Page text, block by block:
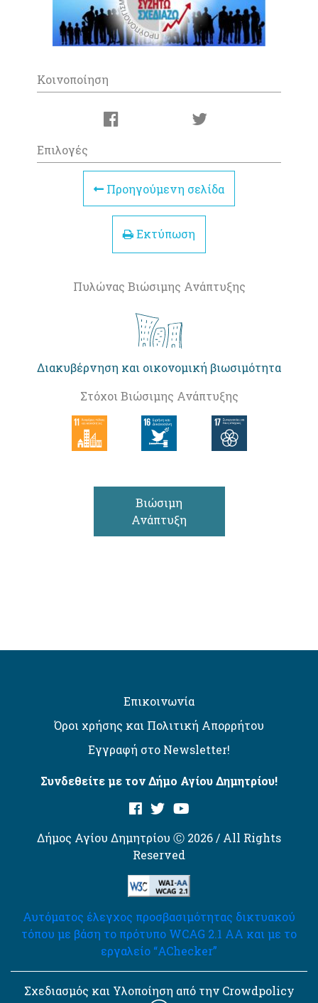
Κοινοποίηση
Επιλογές
Προηγούμενη σελίδα
Εκτύπωση
Πυλώνας Βιώσιμης Ανάπτυξης
Διακυβέρνηση και οικονομική βιωσιμότητα
Στόχοι Βιώσιμης Ανάπτυξης
Βιώσιμη
Ανάπτυξη
Επικοινωνία
Όροι χρήσης και Πολιτική Απορρήτου
Εγγραφή στο Newsletter!
Συνδεθείτε με τον Δήμο Αγίου Δημητρίου!
Δήμος Αγίου Δημητρίου Ⓒ 2026 / All Rights
Reserved
Αυτόματος έλεγχος προσβασιμότητας δικτυακού
τόπου με βάση το πρότυπο WCAG 2.1 AA και με το
εργαλείο “AChecker”
Σχεδιασμός και Υλοποίηση από την Crowdpolicy